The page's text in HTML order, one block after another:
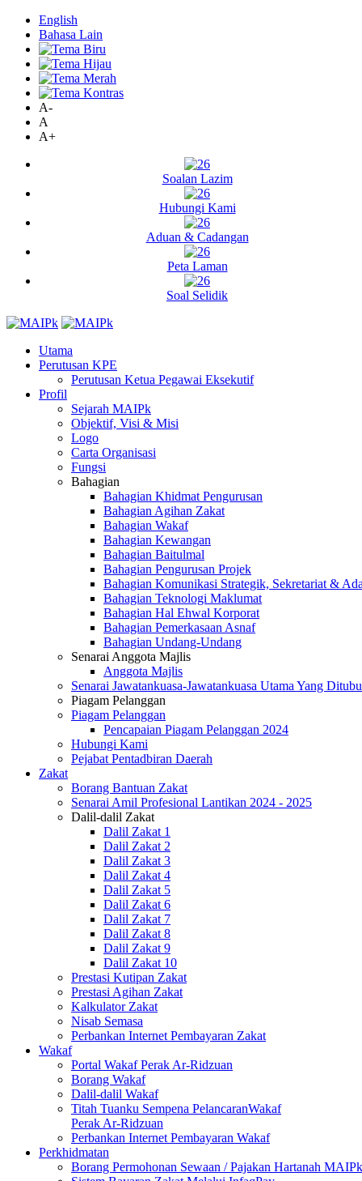
English
Bahasa Lain
A-
A
A+
Soalan Lazim
Hubungi Kami
Aduan & Cadangan
Peta Laman
Soal Selidik
Utama
Perutusan KPE
Perutusan Ketua Pegawai Eksekutif
Profil
Sejarah MAIPk
Objektif, Visi & Misi
Logo
Carta Organisasi
Fungsi
Bahagian
Bahagian Khidmat Pengurusan
Bahagian Agihan Zakat
Bahagian Wakaf
Bahagian Kewangan
Bahagian Baitulmal
Bahagian Pengurusan Projek
Bahagian Komunikasi Strategik, Sekretariat &
Bahagian Teknologi Maklumat
Bahagian Hal Ehwal Korporat
Bahagian Pemerkasaan Asnaf
Bahagian Undang-Undang
Senarai Anggota Majlis
Anggota Majlis
Senarai Jawatankuasa-Jawatankuasa Utama Yang
Piagam Pelanggan
Piagam Pelanggan
Pencapaian Piagam Pelanggan 2024
Hubungi Kami
Pejabat Pentadbiran Daerah
Zakat
Borang Bantuan Zakat
Senarai Amil Profesional Lantikan 2024 - 2025
Dalil-dalil Zakat
Dalil Zakat 1
Dalil Zakat 2
Dalil Zakat 3
Dalil Zakat 4
Dalil Zakat 5
Dalil Zakat 6
Dalil Zakat 7
Dalil Zakat 8
Dalil Zakat 9
Dalil Zakat 10
Prestasi Kutipan Zakat
Prestasi Agihan Zakat
Kalkulator Zakat
Nisab Semasa
Perbankan Internet Pembayaran Zakat
Wakaf
Portal Wakaf Perak Ar-Ridzuan
Borang Wakaf
Dalil-dalil Wakaf
Titah Tuanku Sempena PelancaranWakaf
Perak Ar-Ridzuan
Perbankan Internet Pembayaran Wakaf
Perkhidmatan
Borang Permohonan Sewaan / Pajakan Hartanah MAIPk